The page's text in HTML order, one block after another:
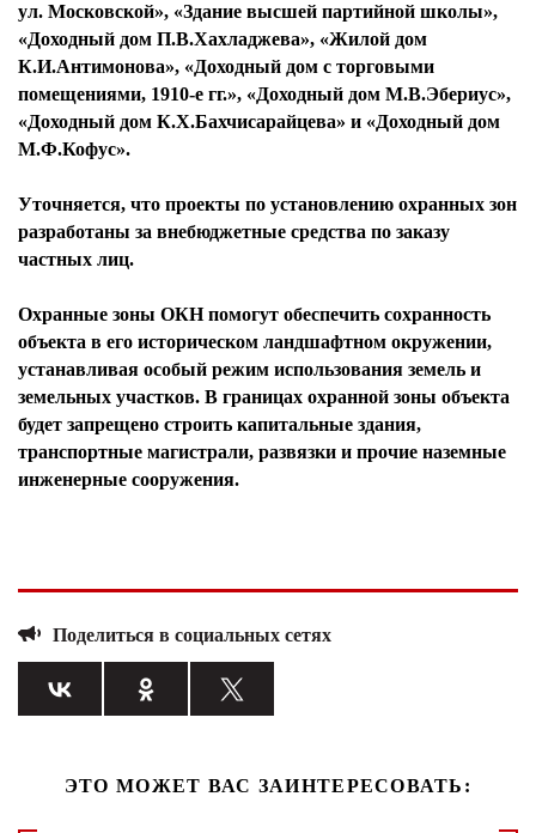
ул. Московской», «Здание высшей партийной школы»,
«Доходный дом П.В.Хахладжева», «Жилой дом
К.И.Антимонова», «Доходный дом с торговыми
помещениями, 1910-е гг.», «Доходный дом М.В.Эбериус»,
«Доходный дом К.Х.Бахчисарайцева» и «Доходный дом
М.Ф.Кофус».
Уточняется, что проекты по установлению охранных зон
разработаны за внебюджетные средства по заказу
частных лиц.
Охранные зоны ОКН помогут обеспечить сохранность
объекта в его историческом ландшафтном окружении,
устанавливая особый режим использования земель и
земельных участков. В границах охранной зоны объекта
будет запрещено строить капитальные здания,
транспортные магистрали, развязки и прочие наземные
инженерные сооружения.
Поделиться в социальных сетях
ЭТО МОЖЕТ ВАС ЗАИНТЕРЕСОВАТЬ: